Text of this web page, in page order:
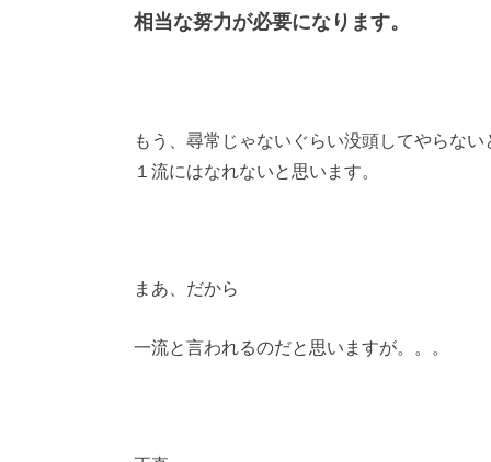
相当な努力が必要になります。
もう、尋常じゃないぐらい没頭してやらない
１流にはなれないと思います。
まあ、だから
一流と言われるのだと思いますが。。。